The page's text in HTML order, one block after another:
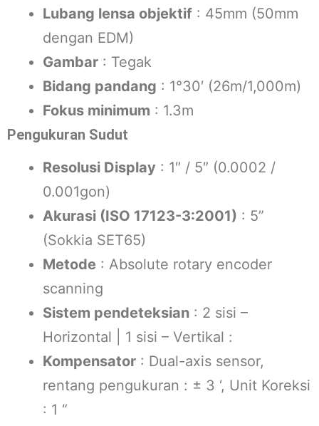
Lubang lensa objektif : 45mm (50mm
dengan EDM)
Gambar : Tegak
Bidang pandang : 1°30′ (26m/1,000m)
Fokus minimum : 1.3m
Pengukuran Sudut
Resolusi Display : 1″ / 5″ (0.0002 /
0.001gon)
Akurasi (ISO 17123-3:2001) : 5”
(Sokkia SET65)
Metode : Absolute rotary encoder
scanning
Sistem pendeteksian : 2 sisi –
Horizontal | 1 sisi – Vertikal :
Kompensator : Dual-axis sensor,
rentang pengukuran : ± 3 ‘, Unit Koreksi
: 1 “